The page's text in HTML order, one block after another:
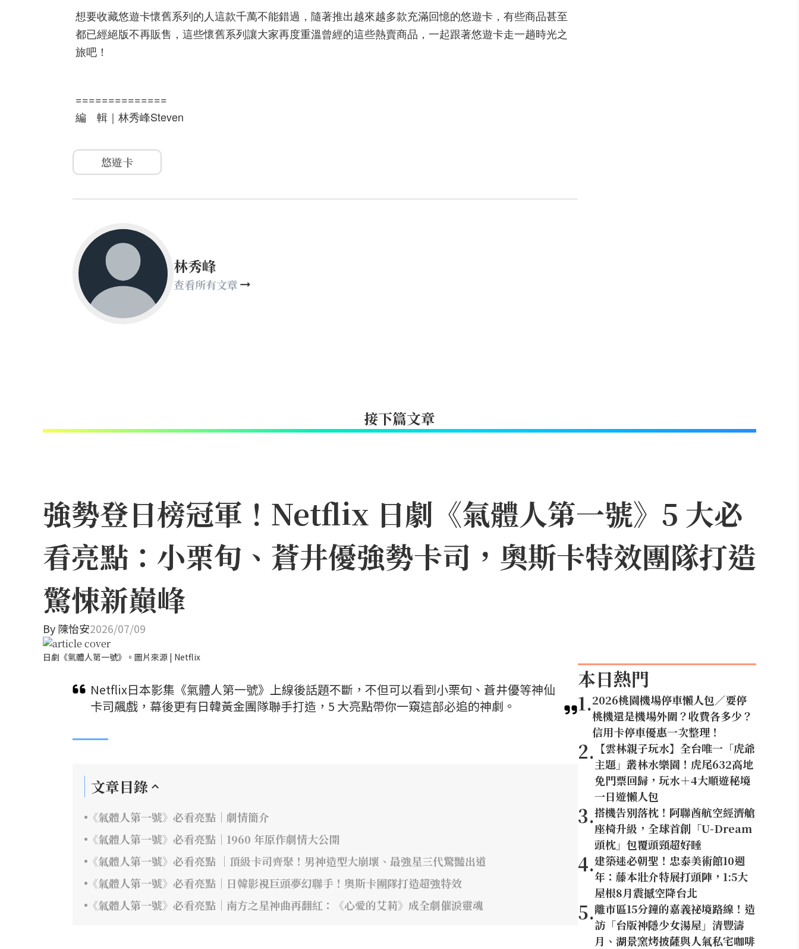
想要收藏悠遊卡懷舊系列的人這款千萬不能錯過，隨著推出越來越多款充滿回憶的悠遊卡，有些商品甚至
都已經絕版不再販售，這些懷舊系列讓大家再度重溫曾經的這些熱賣商品，一起跟著悠遊卡走一趟時光之
旅吧！
==============
編 輯｜林秀峰Steven
悠遊卡
林秀峰
查看所有文章
接下篇文章
強勢登日榜冠軍！Netflix 日劇《氣體人第一號》5 大必
看亮點：小栗旬、蒼井優強勢卡司，奧斯卡特效團隊打造
驚悚新巔峰
By陳怡安2026/07/09
日劇《氣體人第一號》。圖片來源 | Netflix
Netflix日本影集《氣體人第一號》上線後話題不斷，不但可以看到小栗旬、蒼井優等神仙
卡司飆戲，幕後更有日韓黃金團隊聯手打造，5 大亮點帶你一窺這部必追的神劇。
文章目錄
《氣體人第一號》必看亮點｜劇情簡介
《氣體人第一號》必看亮點｜1960 年原作劇情大公開
《氣體人第一號》必看亮點 ｜頂級卡司齊聚！男神造型大崩壞、最強星三代驚豔出道
《氣體人第一號》必看亮點｜日韓影視巨頭夢幻聯手！奧斯卡團隊打造超強特效
《氣體人第一號》必看亮點｜南方之星神曲再翻紅：《心愛的艾莉》成全劇催淚靈魂
本日熱門
1.2026桃園機場停車懶人包／要停
桃機還是機場外圍？收費各多少？
信用卡停車優惠一次整理！
2. 【雲林親子玩水】全台唯一「虎爺
主題」叢林水樂園！虎尾632高地
免門票回歸，玩水＋4大順遊秘境
一日遊懶人包
3.搭機告別落枕！阿聯酋航空經濟艙
座椅升級，全球首創「U-Dream
頭枕」包覆頭頸超好睡
4.建築迷必朝聖！忠泰美術館10週
年：藤本壯介特展打頭陣，1:5大
屋根8月震撼空降台北
5.離市區15分鐘的嘉義祕境路線！造
訪「台版神隱少女湯屋」清豐濤
月、湖景窯烤披薩與人氣私宅咖啡